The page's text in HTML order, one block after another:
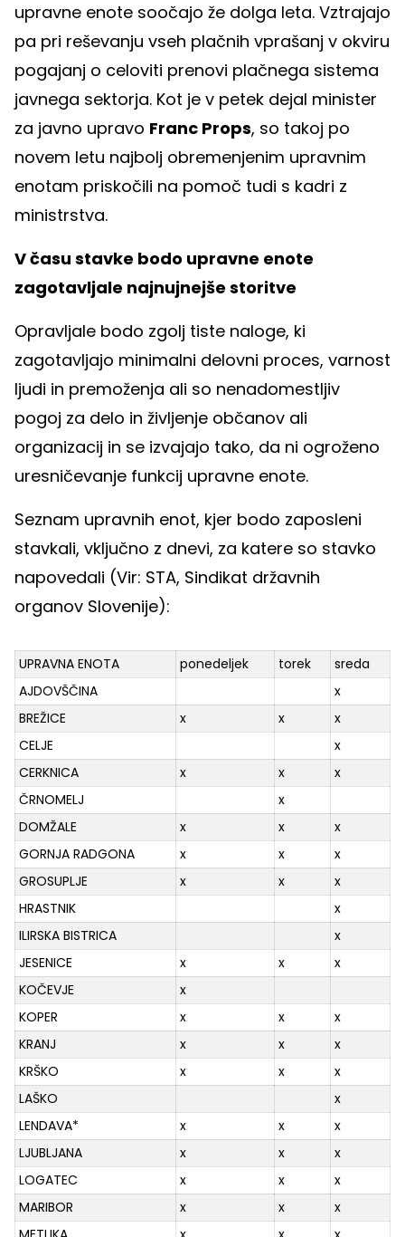
upravne enote soočajo že dolga leta. Vztrajajo
pa pri reševanju vseh plačnih vprašanj v okviru
pogajanj o celoviti prenovi plačnega sistema
javnega sektorja. Kot je v petek dejal minister
za javno upravo Franc Props, so takoj po
novem letu najbolj obremenjenim upravnim
enotam priskočili na pomoč tudi s kadri z
ministrstva.
V času stavke bodo upravne enote
zagotavljale najnujnejše storitve
Opravljale bodo zgolj tiste naloge, ki
zagotavljajo minimalni delovni proces, varnost
ljudi in premoženja ali so nenadomestljiv
pogoj za delo in življenje občanov ali
organizacij in se izvajajo tako, da ni ogroženo
uresničevanje funkcij upravne enote.
Seznam upravnih enot, kjer bodo zaposleni
stavkali, vključno z dnevi, za katere so stavko
napovedali (Vir: STA, Sindikat državnih
organov Slovenije):
UPRAVNA ENOTA ponedeljek torek
sreda
AJDOVŠČINA
x
BREŽICE
x x
x
CELJE
x
CERKNICA
x x
x
ČRNOMELJ
x
DOMŽALE
x x
x
GORNJA RADGONA
x x
x
GROSUPLJE
x x
x
HRASTNIK
x
ILIRSKA BISTRICA
x
JESENICE
x x
x
KOČEVJE
x
KOPER
x x
x
KRANJ
x x
x
KRŠKO
x x
x
LAŠKO
x
LENDAVA*
x x
x
LJUBLJANA
x x
x
LOGATEC
x x
x
MARIBOR
x x
x